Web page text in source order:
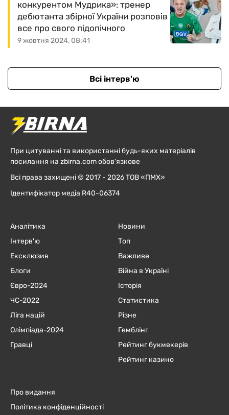
9 жовтня 2024, 08:41
конкурентом Мудрика»: тренер
дебютанта збірної України розповів
все про свого підопічного
Всі інтерв'ю
При цитуванні та використанні будь-яких матеріалів
посилання на zbirna.com обов'язкове
Всі права захищені © 2017 - 2026 ТОВ «ПМХ»
Ідентифікатор медіа R40-06374
Аналітика
Інтерв'ю
Ексклюзив
Блоги
Євро-2024
ЧC-2022
Ліга націй
Олімпіада-2024
Гравці
Новини
Топ
Важливе
Війна в Україні
Історія
Статистика
Різне
Гемблінг
Рейтинг букмекерів
Рейтинг казино
Про видання
Політика конфіденційності